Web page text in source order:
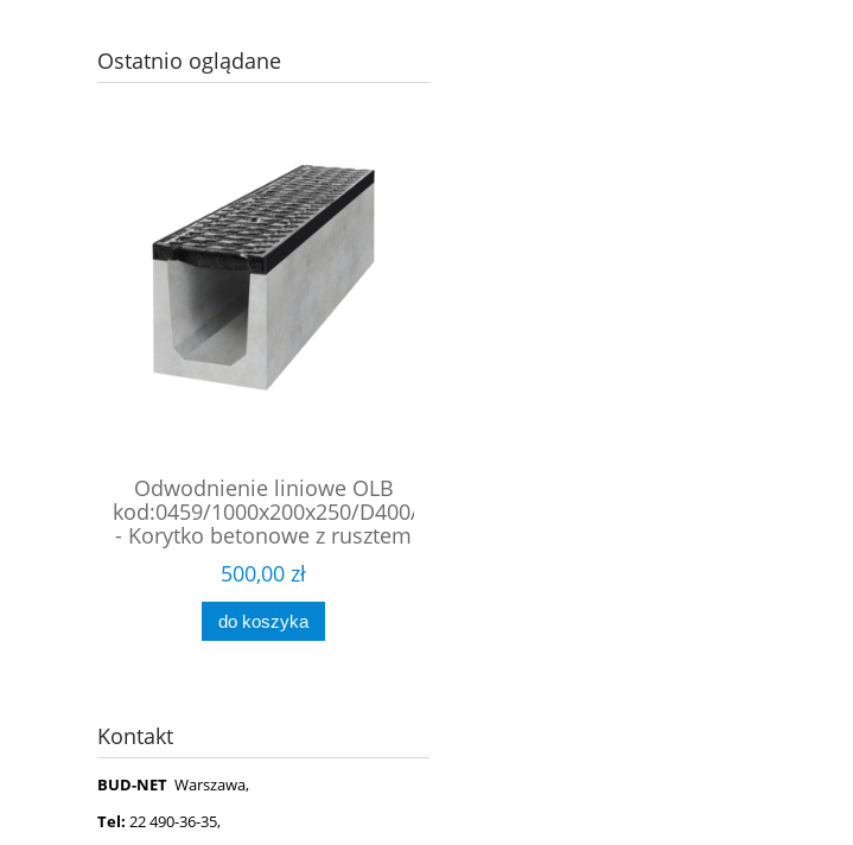
Ostatnio oglądane
Odwodnienie liniowe OLB
kod:0459/1000x200x250/D400/spadkowe
- Korytko betonowe z rusztem
żeliwnym mocowanym
śrubowo . (1)
500,00 zł
do koszyka
Kontakt
BUD-NET Warszawa,
Tel: 22 490-36-35,